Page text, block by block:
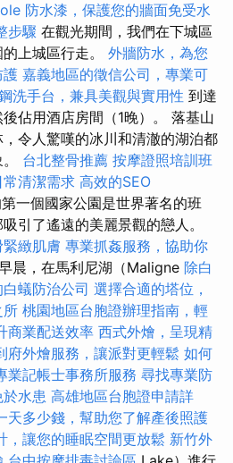
防水漆，保護您的牆面免受水
步驟 在觀光期間，我們在下城區
上城區行走。 外牆防水，為您
護 嘉義地區的徵信公司，專業可
洗手台，兼具美觀與實用性 到達
佔用酒店房間（1晚）。 落基山
令人驚嘆的冰川和清澈的湖泊都
台北整骨推薦 按摩證照培訓班
清潔需求 高效的SEO
一個國家公園是世界著名的班
引了遙遠的美麗景觀的戀人。
緻肌膚 專業抓姦服務，協助你
晨，在馬利尼湖（Maligne 除白
蟻防治公司 選擇合適的塔位，
所 桃園地區台胞證辦理指南，輕
商業配送效率 西式外燴，呈現精
府外燴服務，讓派對更輕鬆 如何
業記帳士事務所服務 尋找專業防
水患 高雄地區台胞證申請詳
天多少錢，幫助您了解產後照護
，讓您的睡眠空間更放鬆 新竹外